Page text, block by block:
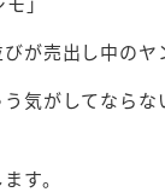
が売出し中のヤ
気がしてならな
す。